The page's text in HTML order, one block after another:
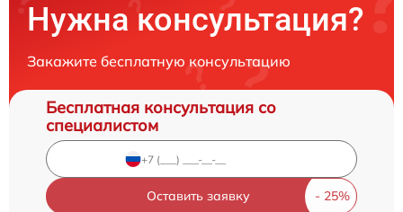
Нужна консультация?
Закажите бесплатную консультацию
Бесплатная консультация со
специалистом
Оставить заявку